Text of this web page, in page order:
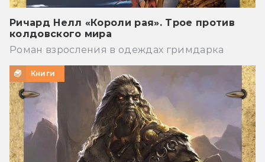
Ричард Нелл «Короли рая». Трое против
колдовского мира
Роман взросления в одеждах гримдарка
Книги